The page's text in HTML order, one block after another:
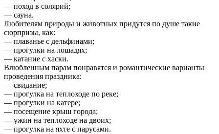
— поход в солярий;
— сауна.
Любителям природы и животных придутся по душе такие
сюрпризы, как:
— плаванье с дельфинами;
— прогулки на лошадях;
— катание с хаски.
Влюбленным парам понравятся и романтические варианты
проведения праздника:
— свидание;
— прогулка на теплоходе по реке;
— прогулки на катере;
— посещение крыш города;
— ужин на теплоходе на двоих;
— прогулка на яхте с парусами.